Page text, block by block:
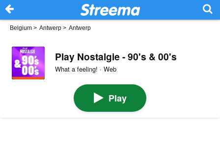
Belgium > Antwerp > Antwerp
Play Nostalgie - 90's & 00's
What a feeling! · Web
Play